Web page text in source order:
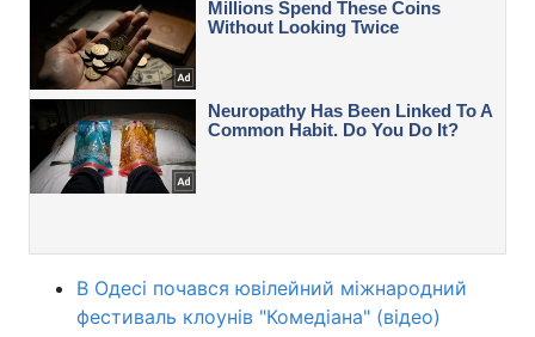
В Одесі почався ювілейний міжнародний
фестиваль клоунів "Комедіана" (відео)